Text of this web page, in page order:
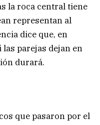
la roca central tiene
representan al
dice que, en
parejas dejan en
durará.
que pasaron por el